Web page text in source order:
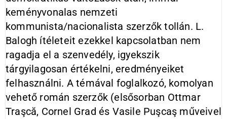
keményvonalas nemzeti
kommunista/nacionalista szerzők tollán. L.
Balogh ítéleteit ezekkel kapcsolatban nem
ragadja el a szenvedély, igyekszik
tárgyilagosan értékelni, eredményeiket
felhasználni. A témával foglalkozó, komolyan
vehető román szerzők (elsősorban Ottmar
Traşcă, Cornel Grad és Vasile Puşcaş műveivel